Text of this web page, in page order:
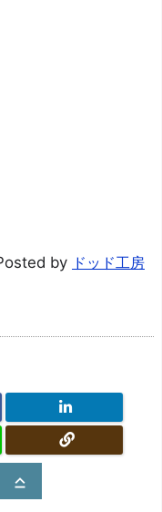
想コントローラ/キ
ォント/文章/ロゴの
章の修正、難度の
プション項目にウ
サイズ/カメラ追
by ドッド工房
